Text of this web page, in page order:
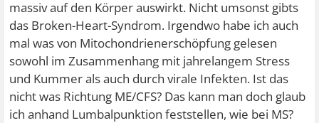
massiv auf den Körper auswirkt. Nicht umsonst gibts
das Broken-Heart-Syndrom. Irgendwo habe ich auch
mal was von Mitochondrienerschöpfung gelesen
sowohl im Zusammenhang mit jahrelangem Stress
und Kummer als auch durch virale Infekten. Ist das
nicht was Richtung ME/CFS? Das kann man doch glaub
ich anhand Lumbalpunktion feststellen, wie bei MS?